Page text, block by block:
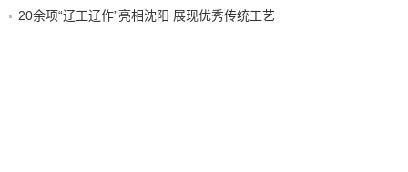
20余项“辽工辽作”亮相沈阳 展现优秀传统工艺